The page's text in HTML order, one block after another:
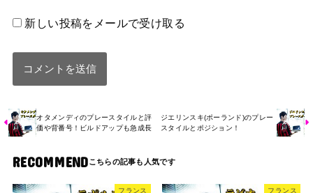
新しい投稿をメールで受け取る
オタメンディのプレースタイルと評
価や背番号！ビルドアップも急成長
ジエリンスキ(ポーランド)のプレー
スタイルとポジション！
RECOMMEND
フランス フランス